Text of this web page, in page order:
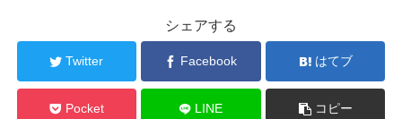
シェアする
Twitter Facebook はてブ
Pocket LINE コピー